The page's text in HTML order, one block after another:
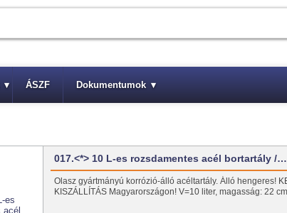
▾ ÁSZF Dokumentumok ▾
017.<*> 10 L-es rozsdamentes acél bortartály /…
Olasz gyártmányú korrózió-álló acéltartály. Álló hengeres!
KISZÁLLÍTÁS Magyarországon! V=10 liter, magasság: 22